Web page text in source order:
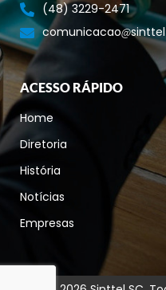
(48) 3229-2471
comunicacao
ACESSO RÁPIDO
Home
Diretoria
História
Notícias
Empresas